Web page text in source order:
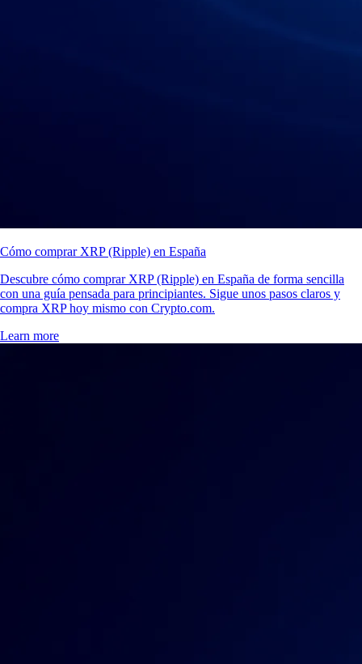
Cómo comprar XRP (Ripple) en España
Descubre cómo comprar XRP (Ripple) en España de forma sencilla
con una guía pensada para principiantes. Sigue unos pasos claros y
compra XRP hoy mismo con Crypto.com.
Learn more